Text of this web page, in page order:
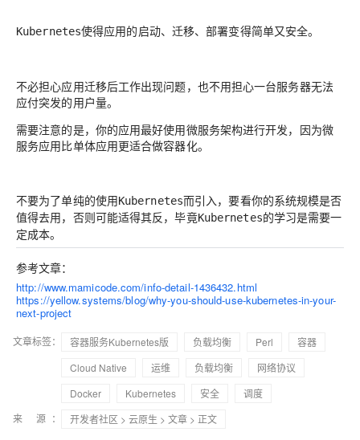
Kubernetes使得应用的启动、迁移、部署变得简单又安全。
不必担心应用迁移后工作出现问题，也不用担心一台服务器无法
应付突发的用户量。
需要注意的是，你的应用最好使用微服务架构进行开发，因为微
服务应用比单体应用更适合做容器化。
不要为了单纯的使用Kubernetes而引入，要看你的系统规模是否
值得去用，否则可能适得其反，毕竟Kubernetes的学习是需要一
定成本。
参考文章：
http://www.mamicode.com/info-detail-1436432.html
https://yellow.systems/blog/why-you-should-use-kubernetes-in-your-
next-project
文章标签： 容器服务Kubernetes版 负载均衡 Perl
容器
Cloud Native
运维 负载均衡
网络协议
Docker
Kubernetes 安全
调度
来 源：
开发者社区 > 云原生 > 文章 > 正文